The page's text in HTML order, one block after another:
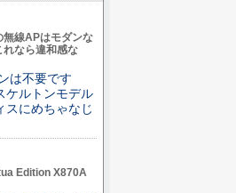
無線APはモダンな
なら違和感な
は不要です
ルトンモデル
スにめちゃなじ
Edition X870A